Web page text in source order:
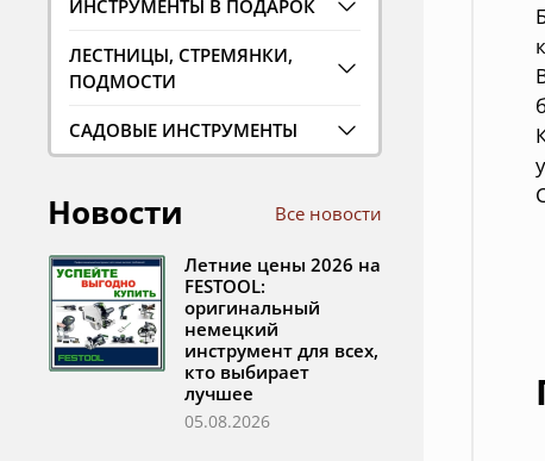
ИНСТРУМЕНТЫ В ПОДАРОК
ЛЕСТНИЦЫ, СТРЕМЯНКИ,
ПОДМОСТИ
САДОВЫЕ ИНСТРУМЕНТЫ
Новости Все новости
Летние цены 2026 на
FESTOOL:
оригинальный
немецкий
инструмент для всех,
кто выбирает
лучшее
05.08.2026